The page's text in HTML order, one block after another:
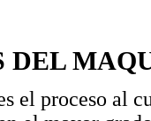
DEL
el proceso al